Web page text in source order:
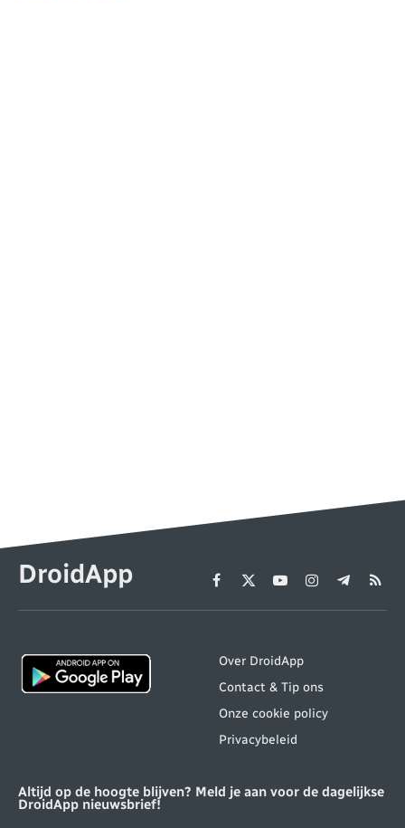
DroidApp Facebook
X
(Twitter)
YouTubeInstagram
Telegram
RSS
Over DroidApp
Contact & Tip ons
Onze cookie policy
Privacybeleid
Altijd op de hoogte blijven? Meld je aan voor de dagelijkse
DroidApp nieuwsbrief!